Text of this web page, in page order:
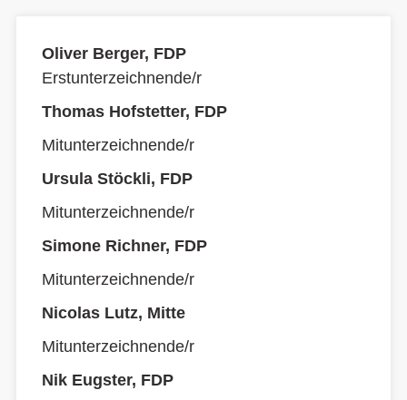
Oliver Berger, FDP
Erstunterzeichnende/r
Thomas Hofstetter, FDP
Mitunterzeichnende/r
Ursula Stöckli, FDP
Mitunterzeichnende/r
Simone Richner, FDP
Mitunterzeichnende/r
Nicolas Lutz, Mitte
Mitunterzeichnende/r
Nik Eugster, FDP